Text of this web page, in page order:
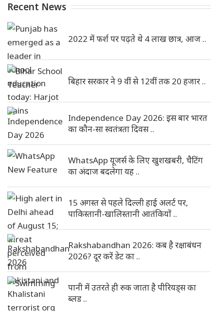
Recent News
2022 में फर्श पर पढ़ते थे 4 लाख छात्र, आज ..
बिहार सरकार ने 9 वीं से 12वीं तक 20 हजार ..
Independence Day 2026: इस बार भारत
का कौन-सा स्वतंत्रता दिवस ..
WhatsApp यूजर्स के लिए खुशखबरी, चैटिंग
का अंदाज बदलेगा यह ..
15 अगस्त से पहले दिल्ली हाई अलर्ट पर,
पाकिस्तानी-खालिस्तानी आतंकियों ..
Rakshabandhan 2026: कब है रक्षाबंधन
2026? दूर करें डेट का ..
पानी में उतरते ही रुक जाता है पीरियड्स का
ब्लड ..